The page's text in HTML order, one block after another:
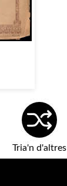
Tria'n d'altres